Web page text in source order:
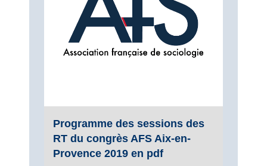
Programme des sessions des
RT du congrès AFS Aix-en-
Provence 2019 en pdf